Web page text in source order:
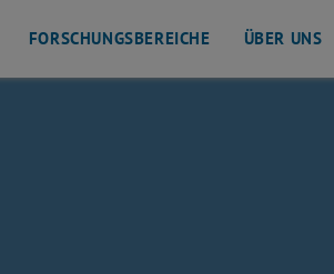
FORSCHUNGSBEREICHE ÜBER UNS